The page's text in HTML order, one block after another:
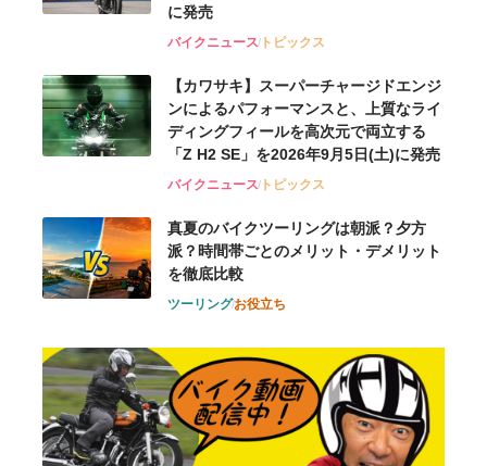
に発売
バイクニューストピックス
【カワサキ】スーパーチャージドエンジ
ンによるパフォーマンスと、上質なライ
ディングフィールを高次元で両立する
「Z H2 SE」を2026年9月5日(土)に発売
バイクニューストピックス
真夏のバイクツーリングは朝派？夕方
派？時間帯ごとのメリット・デメリット
を徹底比較
ツーリングお役立ち